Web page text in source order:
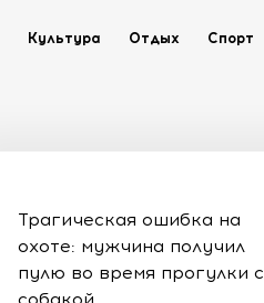
Культура Отдых Спорт
Трагическая ошибка на
охоте: мужчина получил
пулю во время прогулки с